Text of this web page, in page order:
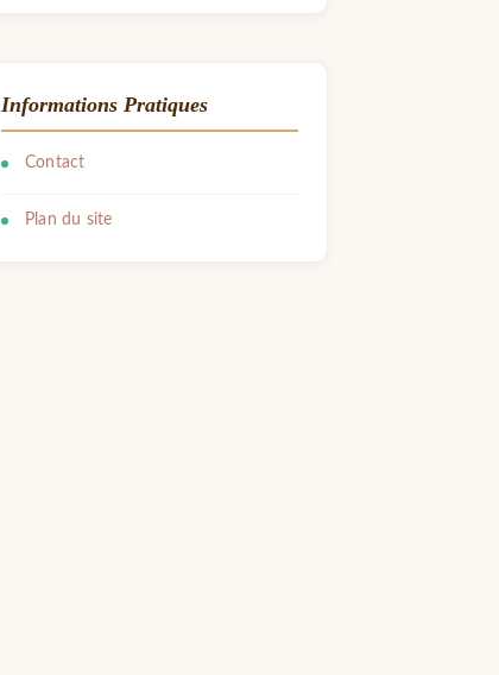
Informations Pratiques
Contact
Plan du site